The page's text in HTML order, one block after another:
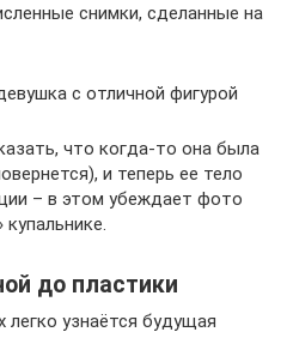
снимки, сделанные на
с отличной фигурой
что когда-то она была
и теперь ее тело
– в этом убеждает фото
до пластики
узнаётся будущая